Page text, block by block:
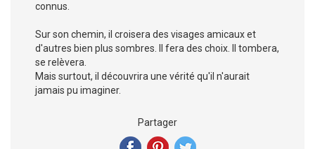
connus.
Sur son chemin, il croisera des visages amicaux et
d'autres bien plus sombres. Il fera des choix. Il tombera,
se relèvera.
Mais surtout, il découvrira une vérité qu'il n'aurait
jamais pu imaginer.
Partager